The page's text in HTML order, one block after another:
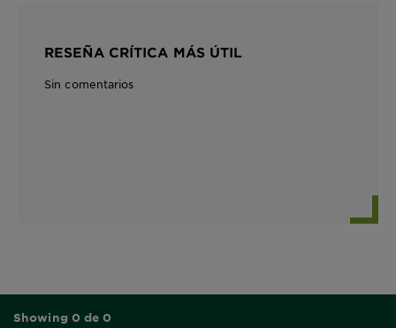
RESEÑA CRÍTICA MÁS ÚTIL
Sin comentarios
Showing 0 de 0